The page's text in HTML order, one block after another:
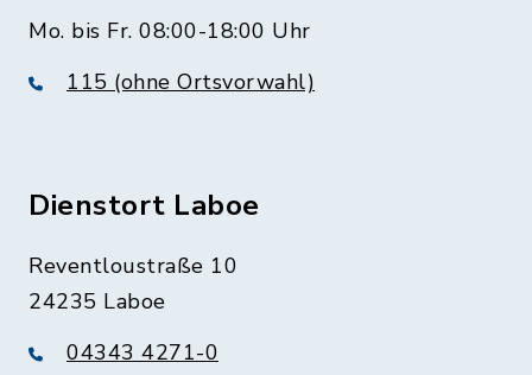
Mo. bis Fr. 08:00-18:00 Uhr
115 (ohne Ortsvorwahl)
Dienstort Laboe
Reventloustraße 10
24235 Laboe
04343 4271-0